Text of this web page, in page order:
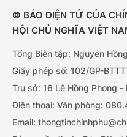
© BÁO ĐIỆN TỬ CỦA
HỘI CHỦ NGHĨA VIỆT
Tổng Biên tập: Nguyễn
Giấy phép số: 102/GP-
Trụ sở: 16 Lê Hồng Phong -
Điện thoại: Văn phòng:
Email: